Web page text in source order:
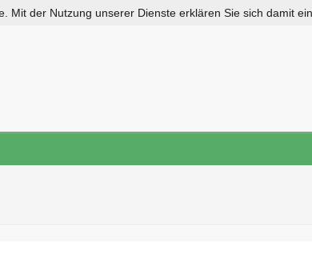
Mit der Nutzung unserer Dienste erklären Sie sich damit